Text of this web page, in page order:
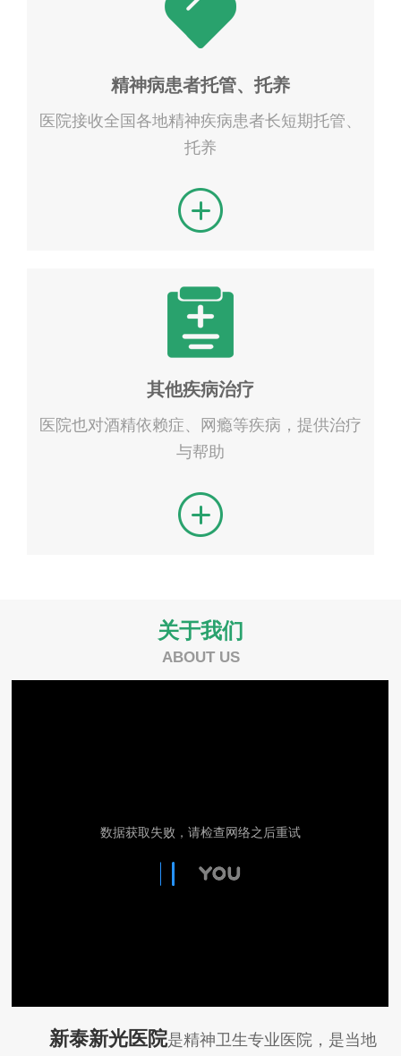
精神病患者托管、托养
医院接收全国各地精神疾病患者长短期托管、
托养
其他疾病治疗
医院也对酒精依赖症、网瘾等疾病，提供治疗
与帮助
关于我们
ABOUT US
新泰新光医院是精神卫生专业医院，是当地